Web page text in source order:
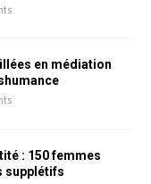
en médiation
: 150 femmes
supplétifs